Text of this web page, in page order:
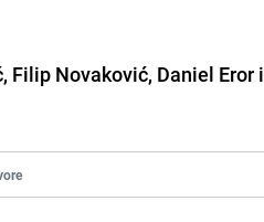
Filip Novaković, Daniel Eror i